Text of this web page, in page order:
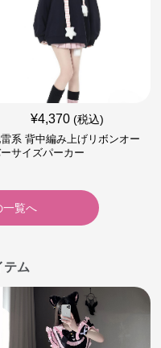
¥4,370 (税込)
系 背中編み上げリボンオー
サイズパーカー
一覧へ
テム